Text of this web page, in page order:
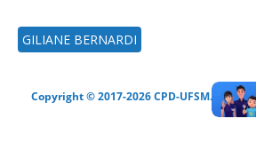
GILIANE BERNARDI
Copyright © 2017-2026 CPD-UFSM. Todos